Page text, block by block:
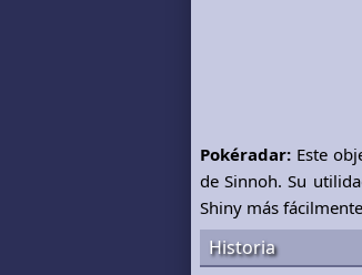
Pokéradar: Este
de Sinnoh. Su
Shiny más
Historia